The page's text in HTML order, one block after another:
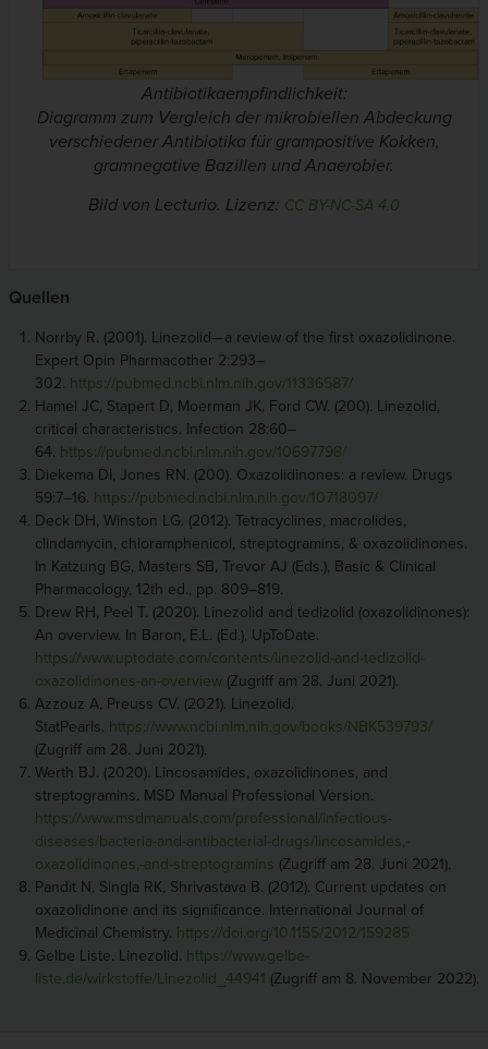
Antibiotikaempfindlichkeit:
Diagramm zum Vergleich der mikrobiellen Abdeckung
verschiedener Antibiotika für grampositive Kokken,
gramnegative Bazillen und Anaerobier.
Bild von Lecturio. Lizenz: CC BY-NC-SA 4.0
Quellen
Norrby R. (2001). Linezolid—a review of the first oxazolidinone.
Expert Opin Pharmacother 2:293–
302. https://pubmed.ncbi.nlm.nih.gov/11336587/
Hamel JC, Stapert D, Moerman JK, Ford CW. (200). Linezolid,
critical characteristics. Infection 28:60–
64. https://pubmed.ncbi.nlm.nih.gov/10697798/
Diekema DI, Jones RN. (200). Oxazolidinones: a review. Drugs
59:7–16. https://pubmed.ncbi.nlm.nih.gov/10718097/
Deck DH, Winston LG. (2012). Tetracyclines, macrolides,
clindamycin, chloramphenicol, streptogramins, & oxazolidinones.
In Katzung BG, Masters SB, Trevor AJ (Eds.), Basic & Clinical
Pharmacology, 12th ed., pp. 809–819.
Drew RH, Peel T. (2020). Linezolid and tedizolid (oxazolidinones):
An overview. In Baron, E.L. (Ed.), UpToDate.
https://www.uptodate.com/contents/linezolid-and-tedizolid-
oxazolidinones-an-overview (Zugriff am 28. Juni 2021).
Azzouz A, Preuss CV. (2021). Linezolid.
StatPearls. https://www.ncbi.nlm.nih.gov/books/NBK539793/
(Zugriff am 28. Juni 2021).
Werth BJ. (2020). Lincosamides, oxazolidinones, and
streptogramins. MSD Manual Professional Version.
https://www.msdmanuals.com/professional/infectious-
diseases/bacteria-and-antibacterial-drugs/lincosamides,-
oxazolidinones,-and-streptogramins (Zugriff am 28. Juni 2021).
Pandit N, Singla RK, Shrivastava B. (2012). Current updates on
oxazolidinone and its significance. International Journal of
Medicinal Chemistry. https://doi.org/10.1155/2012/159285
Gelbe Liste. Linezolid. https://www.gelbe-
liste.de/wirkstoffe/Linezolid_44941 (Zugriff am 8. November 2022).